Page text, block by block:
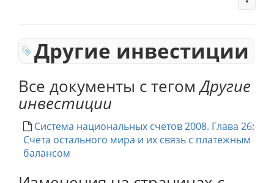
Другие инвестиции
Все документы с тегомДругие
инвестиции
Система национальных счетов 2008. Глава 26:
Счета остального мира и их связь с платежным
балансом